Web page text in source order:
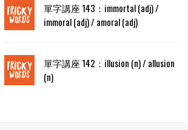
單字講座 143：immortal (adj) /
immoral (adj) / amoral (adj)
單字講座 142：illusion (n) / allusion
(n)